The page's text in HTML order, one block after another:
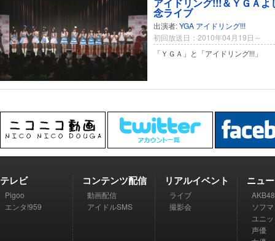
念ライブ
出演者:YGA アイドリング!!!
初回放送日：2010年04月19日～
「ＹＧＡ」と「アイドリング!!!」
テレビ
Pigoo
エンタ!959
コンテンツ配信
動画配信
アイドルSMS
リアルイベント
ライブ
撮影会
ニュ
AKB48
ソフ
ユニ
声優